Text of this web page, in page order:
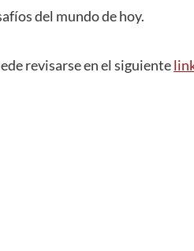
del mundo de hoy.
revisarse en el siguiente